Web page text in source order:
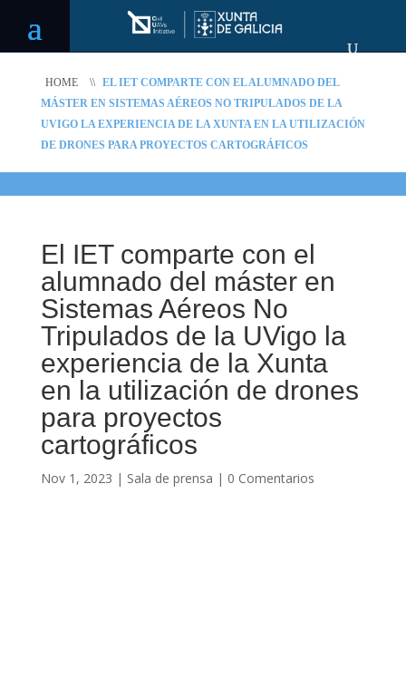
HOME \\ EL IET COMPARTE CON EL ALUMNADO DEL
MÁSTER EN SISTEMAS AÉREOS NO TRIPULADOS DE LA
UVIGO LA EXPERIENCIA DE LA XUNTA EN LA UTILIZACIÓN
DE DRONES PARA PROYECTOS CARTOGRÁFICOS
El IET comparte con el
alumnado del máster en
Sistemas Aéreos No
Tripulados de la UVigo la
experiencia de la Xunta
en la utilización de drones
para proyectos
cartográficos
Nov 1, 2023 | Sala de prensa | 0 Comentarios